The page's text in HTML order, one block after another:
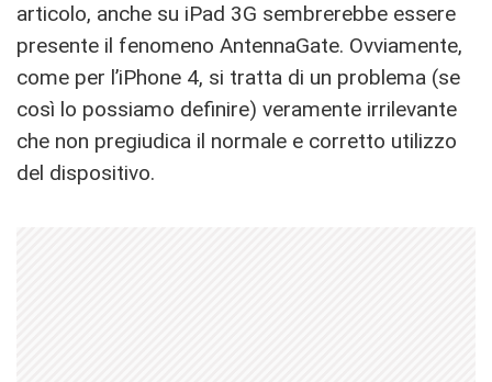
articolo, anche su iPad 3G sembrerebbe essere
presente il fenomeno AntennaGate. Ovviamente,
come per l’iPhone 4, si tratta di un problema (se
così lo possiamo definire) veramente irrilevante
che non pregiudica il normale e corretto utilizzo
del dispositivo.